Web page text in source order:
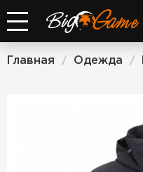
Главная / Одежда /